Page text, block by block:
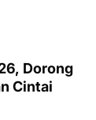
Dorong
Cintai